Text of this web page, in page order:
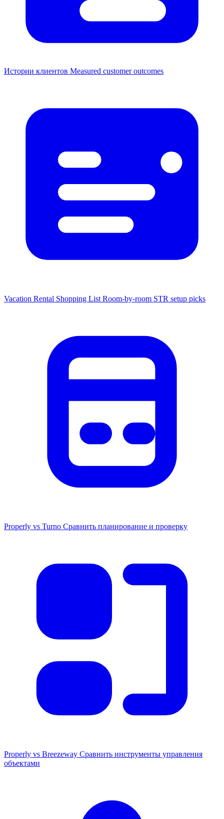
Истории клиентов Measured customer outcomes
Vacation Rental Shopping List Room-by-room STR setup picks
Properly vs Turno Сравнить планирование и проверку
Properly vs Breezeway Сравнить инструменты управления
объектами